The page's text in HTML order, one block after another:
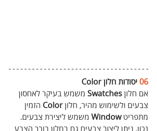
06 יסודות חלון Color
אם חלון Swatches משמש בעיקר לאחסון
צבעים ולשימוש מהיר, חלון Color הזמין
מתפריט Window משמש ליצירת צבעים.
נכון, ניתן ליצור צבעים גם בחלון בורר הצבע